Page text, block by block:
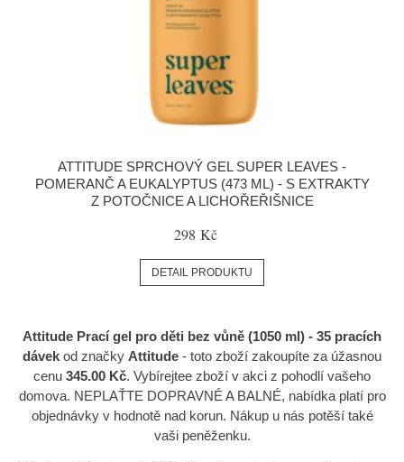
ATTITUDE SPRCHOVÝ GEL SUPER LEAVES -
POMERANČ A EUKALYPTUS (473 ML) - S EXTRAKTY
Z POTOČNICE A LICHOŘEŘIŠNICE
298 Kč
DETAIL PRODUKTU
Attitude Prací gel pro děti bez vůně (1050 ml) - 35 pracích
dávek od značky Attitude - toto zboží zakoupíte za úžasnou
cenu 345.00 Kč. Vybírejtee zboží v akci z pohodlí vašeho
domova. NEPLAŤTE DOPRAVNÉ A BALNÉ, nabídka platí pro
objednávky v hodnotě nad korun. Nákup u nás potěší také
vaši peněženku.